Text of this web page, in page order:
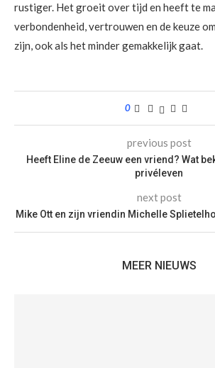
rustiger. Het groeit over tijd en heeft te
verbondenheid, vertrouwen en de keuze
zijn, ook als het minder gemakkelijk gaat.
0
previous post
Heeft Eline de Zeeuw een vriend? Wat
privéleven
next post
Mike Ott en zijn vriendin Michelle
MEER NIEUWS